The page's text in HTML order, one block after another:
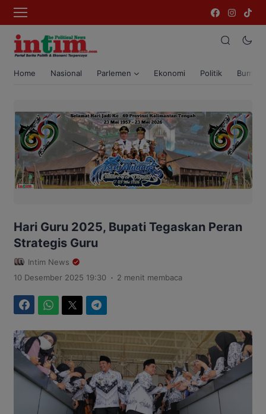
Home Nasional Parlemen Ekonomi Politik Bumi
Hari Guru 2025, Bupati Tegaskan Peran
Strategis Guru
Intim News
10 Desember 2025 19:30 . 2 menit membaca